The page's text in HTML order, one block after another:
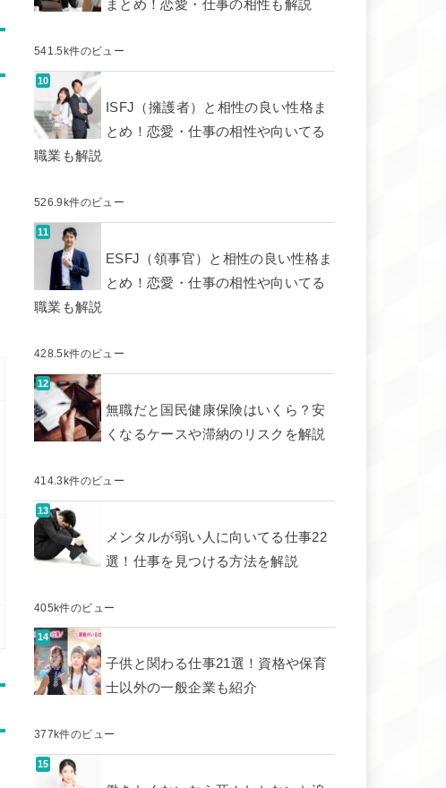
まとめ！恋愛・仕事の相性も解説
541.5k件のビュー
ISFJ（擁護者）と相性の良い性格ま
とめ！恋愛・仕事の相性や向いてる
職業も解説
526.9k件のビュー
ESFJ（領事官）と相性の良い性格ま
とめ！恋愛・仕事の相性や向いてる
職業も解説
428.5k件のビュー
無職だと国民健康保険はいくら？安
くなるケースや滞納のリスクを解説
414.3k件のビュー
メンタルが弱い人に向いてる仕事22
選！仕事を見つける方法を解説
405k件のビュー
子供と関わる仕事21選！資格や保育
士以外の一般企業も紹介
377k件のビュー